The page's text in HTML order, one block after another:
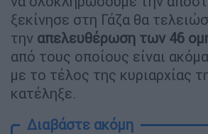
ξεκίνησε στη Γάζα θα
την απελευθέρωση των 46
από τους οποίους είναι
με το τέλος της κυριαρχίας
κατέληξε.
Διαβάστε ακόμη